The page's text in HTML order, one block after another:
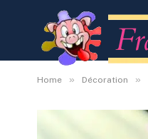
Home » Décoration »